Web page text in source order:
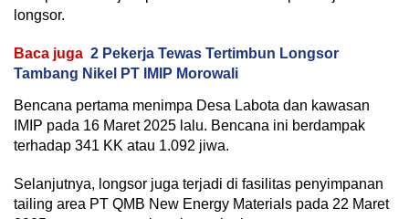
longsor.
Baca juga 2 Pekerja Tewas Tertimbun Longsor
Tambang Nikel PT IMIP Morowali
Bencana pertama menimpa Desa Labota dan kawasan
IMIP pada 16 Maret 2025 lalu. Bencana ini berdampak
terhadap 341 KK atau 1.092 jiwa.
Selanjutnya, longsor juga terjadi di fasilitas penyimpanan
tailing area PT QMB New Energy Materials pada 22 Maret